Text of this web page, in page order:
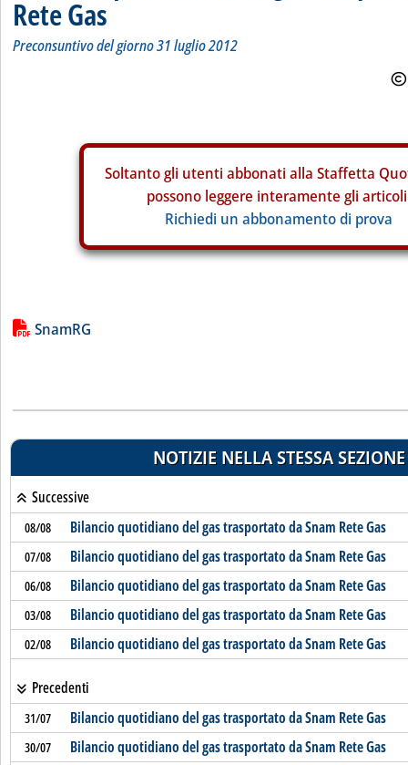
Rete Gas
Preconsuntivo del giorno 31 luglio 2012
Soltanto gli utenti abbonati alla Staffetta
possono leggere interamente gli
Richiedi un abbonamento di prova
Lista allegati PDF alla notizia
SnamRG
NOTIZIE NELLA STESSA SEZIONE
Successive
08/08 Bilancio quotidiano del gas trasportato da Snam Rete Gas
07/08 Bilancio quotidiano del gas trasportato da Snam Rete Gas
06/08 Bilancio quotidiano del gas trasportato da Snam Rete Gas
03/08 Bilancio quotidiano del gas trasportato da Snam Rete Gas
02/08 Bilancio quotidiano del gas trasportato da Snam Rete Gas
Precedenti
31/07 Bilancio quotidiano del gas trasportato da Snam Rete Gas
30/07 Bilancio quotidiano del gas trasportato da Snam Rete Gas